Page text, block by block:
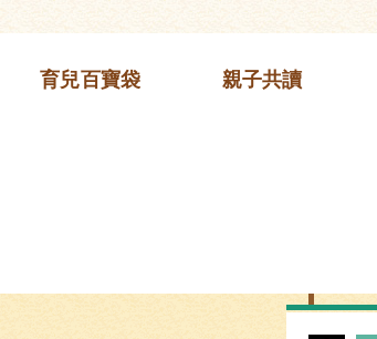
育兒百寶袋 親子共讀